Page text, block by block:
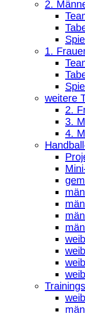
2.
1.
weitere
2.
3.
4.